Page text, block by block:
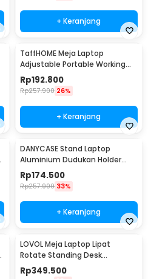
+ Keranjang
TaffHOME Meja Laptop
Adjustable Portable Working
Desk 3 Layer 60x40cm - ND04
Rp192.800
Rp257.900 26%
+ Keranjang
DANYCASE Stand Laptop
Aluminium Dudukan Holder
Foldable Cooling Fan - DC1316
Rp174.500
Rp257.900 33%
+ Keranjang
LOVOL Meja Laptop Lipat
Rotate Standing Desk
Telescopic for Bed - C02Y
Rp349.500